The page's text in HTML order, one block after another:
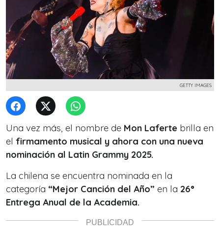
GETTY IMAGES
Una vez más, el nombre de Mon Laferte brilla en
el firmamento musical y ahora con una nueva
nominación al Latin Grammy 2025.
La chilena se encuentra nominada en la
categoría “Mejor Canción del Año” en la 26°
Entrega Anual de la Academia.